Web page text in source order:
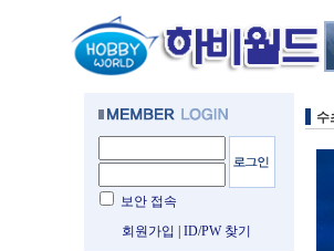
보안 접속
회원가입
ID/PW 찾기
수